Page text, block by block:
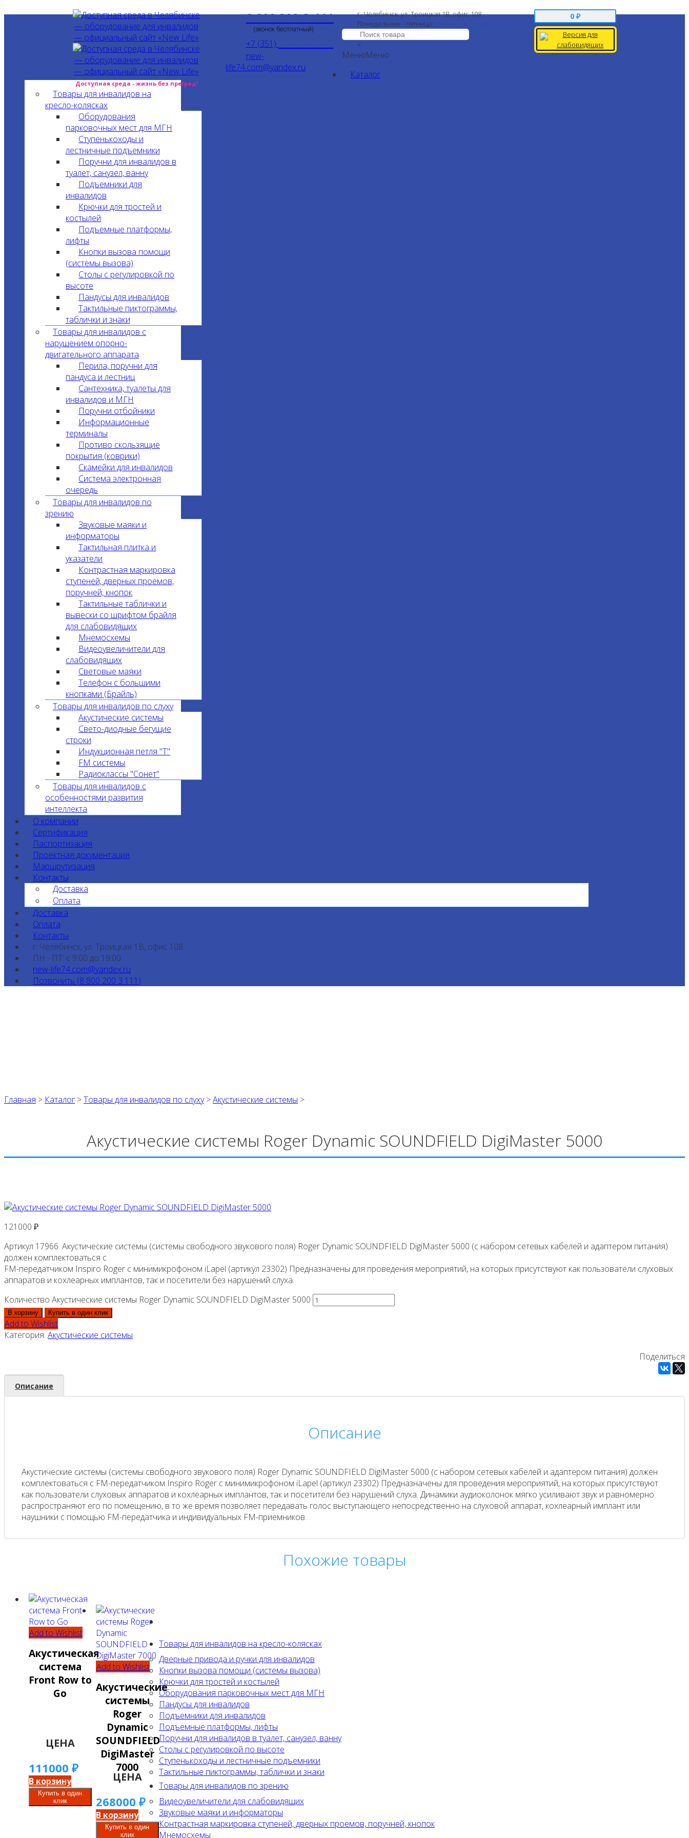
Доступная среда - жизнь без преград!
8 800 200-3-111
(звонок бесплатный)
+7 (351)
new-
life74.com@yandex.ru
г. Челябинск, ул. Троицкая 1В, офис 108
Понедельник - пятница:
×
0 ₽
Версия для
слабовидящих
МенюМеню
Каталог
Товары для инвалидов на
кресло-колясках
Оборудования
парковочных мест для МГН
Ступенькоходы и
лестничные подъемники
Поручни для инвалидов в
туалет, санузел, ванну
Подъемники для
инвалидов
Крючки для тростей и
костылей
Подъемные платформы,
лифты
Кнопки вызова помощи
(системы вызова)
Столы с регулировкой по
высоте
Пандусы для инвалидов
Тактильные пиктограммы,
таблички и знаки
Товары для инвалидов с
нарушением опорно-
двигательного аппарата
Перила, поручни для
пандуса и лестниц
Сантехника, туалеты для
инвалидов и МГН
Поручни отбойники
Информационные
терминалы
Противо скользящие
покрытия (коврики)
Скамейки для инвалидов
Система электронная
очередь
Товары для инвалидов по
зрению
Звуковые маяки и
информаторы
Тактильная плитка и
указатели
Контрастная маркировка
ступеней, дверных проёмов,
поручней, кнопок
Тактильные таблички и
вывески со шрифтом брайля
для слабовидящих
Мнемосхемы
Видеоувеличители для
слабовидящих
Световые маяки
Телефон с большими
кнопками (Брайль)
Товары для инвалидов по слуху
Акустические системы
Свето-диодные бегущие
строки
Индукционная петля "T"
FM системы
Радиоклассы "Сонет"
Товары для инвалидов с
особенностями развития
интеллекта
О компании
Сертификация
Паспортизация
Проектная документация
Маршрутизация
Контакты
Доставка
Оплата
Доставка
Оплата
Контакты
г. Челябинск, ул. Троицкая 1В, офис 108
ПН - ПТ: с 9:00 до 19:00
new-life74.com@yandex.ru
Позвонить (8 800 200 3 111)
Главная > Каталог >Товары для инвалидов по слуху>Акустические системы >
Акустические системы Roger Dynamic SOUNDFIELD DigiMaster 5000
121000 ₽
Артикул 17966. Акустические системы (системы свободного звукового поля) Roger Dynamic SOUNDFIELD DigiMaster 5000 (с набором сетевых кабелей и адаптером питания)
должен комплектоваться с
FM-передатчиком Inspiro Roger с минимикрофоном iLapel (артикул 23302) Предназначены для проведения мероприятий, на которых присутствуют как пользователи слуховых
аппаратов и кохлеарных имплантов, так и посетители без нарушений слуха.
Количество Акустические системы Roger Dynamic SOUNDFIELD DigiMaster 5000
В корзину Купить в один клик
Add to Wishlist
Категория: Акустические системы
Поделиться
Описание
Описание
Акустические системы (системы свободного звукового поля) Roger Dynamic SOUNDFIELD DigiMaster 5000 (с набором сетевых кабелей и адаптером питания) должен
комплектоваться с FM-передатчиком Inspiro Roger с минимикрофоном iLapel (артикул 23302) Предназначены для проведения мероприятий, на которых присутствуют
как пользователи слуховых аппаратов и кохлеарных имплантов, так и посетители без нарушений слуха. Динамики аудиоколонок мягко усиливают звук и равномерно
распространяют его по помещению, в то же время позволяет передавать голос выступающего непосредственно на слуховой аппарат, кохлеарный имплант или
наушники с помощью FM-передатчика и индивидуальных FM-приемников.
Похожие товары
Add to Wishlist
Акустическая
система
Front Row to
Go
ЦЕНА
111000 ₽
В корзину
Купить в один
клик
Add to Wishlist
Акустические
системы
Roger
Dynamic
SOUNDFIELD
DigiMaster
7000
ЦЕНА
268000 ₽
В корзину
Купить в один
клик
Товары для инвалидов на кресло-колясках
Дверные привода и ручки для инвалидов
Кнопки вызова помощи (системы вызова)
Крючки для тростей и костылей
Оборудования парковочных мест для МГН
Пандусы для инвалидов
Подъемники для инвалидов
Подъемные платформы, лифты
Поручни для инвалидов в туалет, санузел, ванну
Столы с регулировкой по высоте
Ступенькоходы и лестничные подъемники
Тактильные пиктограммы, таблички и знаки
Товары для инвалидов по зрению
Видеоувеличители для слабовидящих
Звуковые маяки и информаторы
Контрастная маркировка ступеней, дверных проёмов, поручней, кнопок
Мнемосхемы